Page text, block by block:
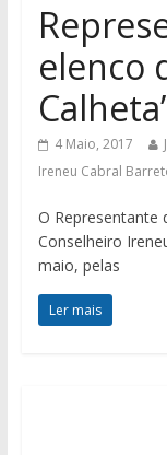
elenco
4 Maio, 2017
Ireneu Cabral
O Representante
Conselheiro
maio, pelas
Ler mais